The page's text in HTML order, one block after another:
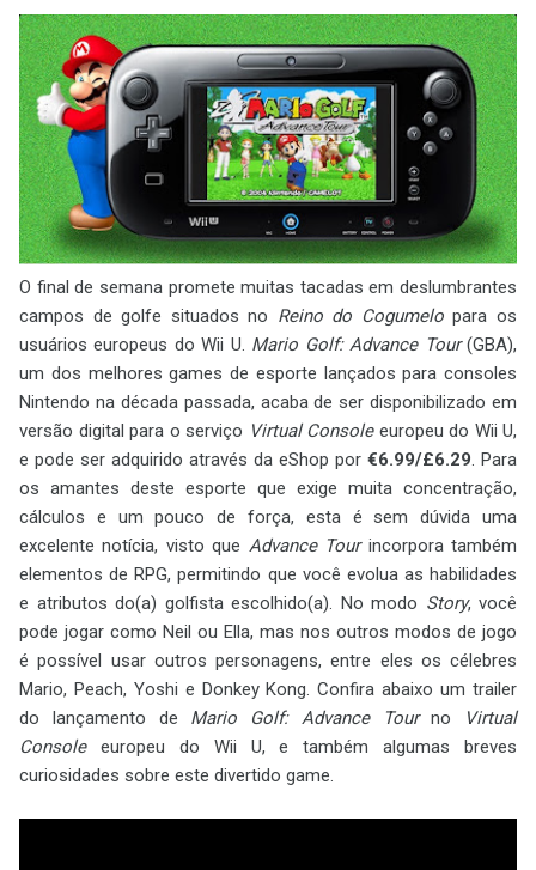
O final de semana promete muitas tacadas em deslumbrantes
campos de golfe situados no Reino do Cogumelopara os
usuários europeus do Wii U. Mario Golf: Advance Tour(GBA),
um dos melhores games de esporte lançados para consoles
Nintendo na década passada, acaba de ser disponibilizado em
versão digital para o serviço Virtual Consoleeuropeu do Wii U,
e pode ser adquirido através da eShop por €6.99/£6.29. Para
os amantes deste esporte que exige muita concentração,
cálculos e um pouco de força, esta é sem dúvida uma
excelente notícia, visto que Advance Tourincorpora também
elementos de RPG, permitindo que você evolua as habilidades
e atributos do(a) golfista escolhido(a). No modo Story, você
pode jogar como Neil ou Ella, mas nos outros modos de jogo
é possível usar outros personagens, entre eles os célebres
Mario, Peach, Yoshi e Donkey Kong. Confira abaixo um trailer
do lançamento de Mario Golf: Advance Tourno
Virtual
Consoleeuropeu do Wii U, e também algumas breves
curiosidades sobre este divertido game.